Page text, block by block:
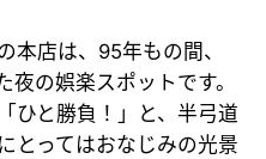
本店は、95年もの間、
の娯楽スポットです。
ひと勝負！」と、半弓道
とってはおなじみの光景